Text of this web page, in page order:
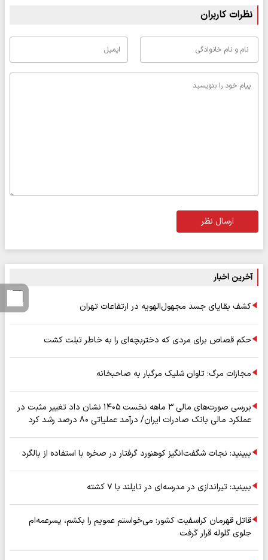
نظرات کاربران
ارسال نظر
آخرین اخبار
کشف بقایای جسد مجهول‌الهویه در ارتفاعات تهران
حکم قصاص برای مردی که دختربچه‌ای را به خاطر تبلت کشت
مجازات مرگ؛ تاوان شلیک مرگبار به صاحبخانه
بررسی صورت‌های مالی ۳ ماهه نخست ۱۴۰۵ نشان داد تغییر مثبت در
عملکرد مالی بانک صادرات ایران/ درآمد عملیاتی ۸۰ درصد رشد کرد
ببینید: نجات شگفت‌انگیز کوهنورد گرفتار در صخره با استفاده از بالگرد
ببینید: تیراندازی در مدرسه‌ای در تایلند با ۷ کشته
قاتل قهرمان کراسفیت کشور: می‌خواستم عمویم را بکشم، پسرعمه‌ام
جلوی گلوله قرار گرفت